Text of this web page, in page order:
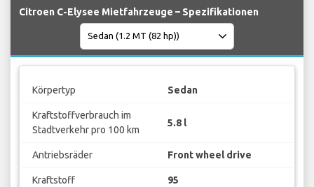
Citroen C-Elysee Mietfahrzeuge – Spezifikationen
Körpertyp Sedan
Kraftstoffverbrauch im
Stadtverkehr pro 100 km
5.8 l
Antriebsräder Front wheel drive
Kraftstoff 95